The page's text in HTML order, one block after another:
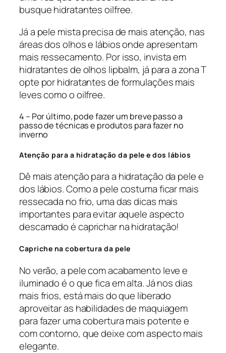
busque hidratantes oilfree.
Já a pele mista precisa de mais atenção, nas
áreas dos olhos e lábios onde apresentam
mais ressecamento. Por isso, invista em
hidratantes de olhos lipbalm, já para a zona T
opte por hidratantes de formulações mais
leves como o oilfree.
4 – Por último, pode fazer um breve passo a
passo de técnicas e produtos para fazer no
inverno
Atenção para a hidratação da pele e dos lábios
Dê mais atenção para a hidratação da pele e
dos lábios. Como a pele costuma ficar mais
ressecada no frio, uma das dicas mais
importantes para evitar aquele aspecto
descamado é caprichar na hidratação!
Capriche na cobertura da pele
No verão, a pele com acabamento leve e
iluminado é o que fica em alta. Já nos dias
mais frios, está mais do que liberado
aproveitar as habilidades de maquiagem
para fazer uma cobertura mais potente e
com contorno, que deixe com aspecto mais
elegante.